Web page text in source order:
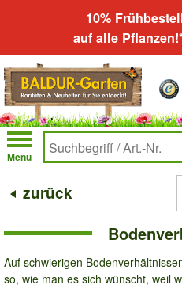
10%
auf alle
Menu
zurück
Auf schwierigen
so, wie man es sich wünscht, weil